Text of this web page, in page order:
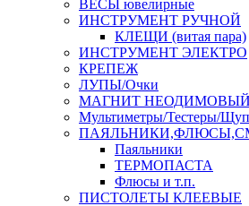
ВЕСЫ ювелирные
ИНСТРУМЕНТ РУЧНОЙ
КЛЕЩИ (витая пара)
ИНСТРУМЕНТ ЭЛЕКТРО
КРЕПЕЖ
ЛУПЫ/Очки
МАГНИТ НЕОДИМОВЫЙ
Мультиметры/Тестеры/
Паяльники
ТЕРМОПАСТА
Флюсы и т.п.
ПИСТОЛЕТЫ КЛЕЕВЫЕ